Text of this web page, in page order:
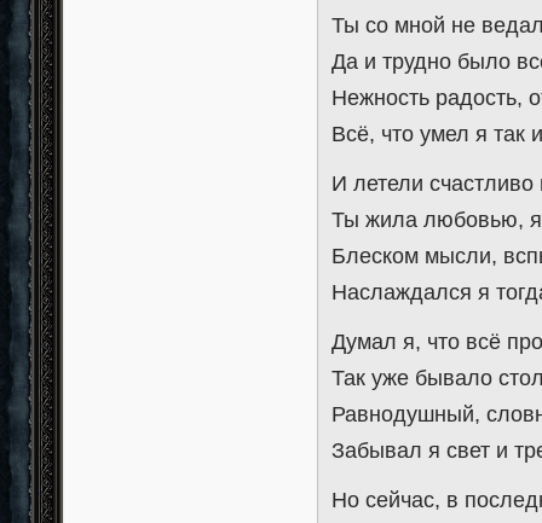
Ты со мной не
Да и трудно было
Нежность радость,
Всё, что умел я так
И летели счастливо
Ты жила любовью, я
Блеском мысли,
Наслаждался я
Думал я, что всё
Так уже бывало
Равнодушный,
Забывал я свет и
Но сейчас, в